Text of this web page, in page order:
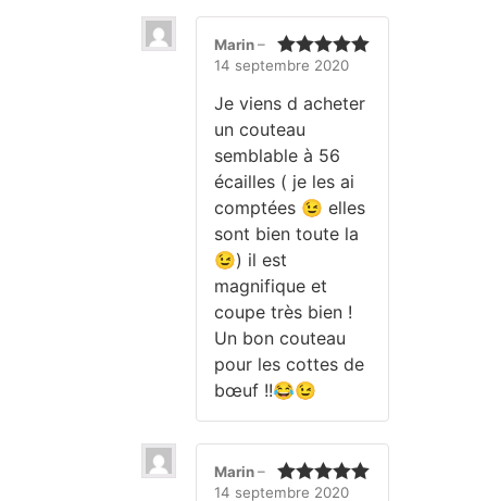
Note 5sur
Marin–
14 septembre 2020
Je viens d acheter
un couteau
semblable à 56
écailles ( je les ai
comptées 😉 elles
sont bien toute la
😉) il est
magnifique et
coupe très bien !
Un bon couteau
pour les cottes de
bœuf !!😂😉
Note 5sur
Marin–
14 septembre 2020